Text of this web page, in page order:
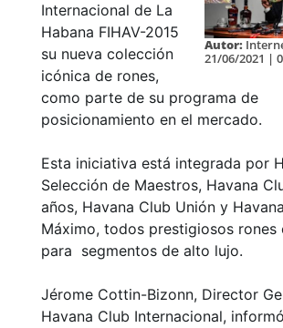
Autor:
21/06/2021 |
Internacional de La
Habana FIHAV-2015
su nueva colección
icónica de rones,
como parte de su programa de
posicionamiento en el mercado.
Esta iniciativa está integrada por
Selección de Maestros, Havana
años, Havana Club Unión y
Máximo, todos prestigiosos rones
para segmentos de alto lujo.
Jérome Cottin-Bizonn, Director
Havana Club Internacional,